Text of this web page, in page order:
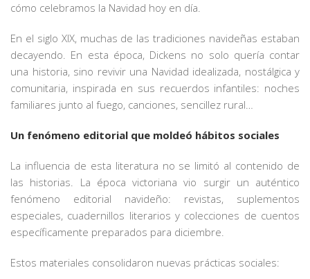
cómo celebramos la Navidad hoy en día.
En el siglo XIX, muchas de las tradiciones navideñas estaban
decayendo. En esta época, Dickens no solo quería contar
una historia, sino revivir una Navidad idealizada, nostálgica y
comunitaria, inspirada en sus recuerdos infantiles: noches
familiares junto al fuego, canciones, sencillez rural…
Un fenómeno editorial que moldeó hábitos sociales
La influencia de esta literatura no se limitó al contenido de
las historias. La época victoriana vio surgir un auténtico
fenómeno editorial navideño: revistas, suplementos
especiales, cuadernillos literarios y colecciones de cuentos
específicamente preparados para diciembre.
Estos materiales consolidaron nuevas prácticas sociales: